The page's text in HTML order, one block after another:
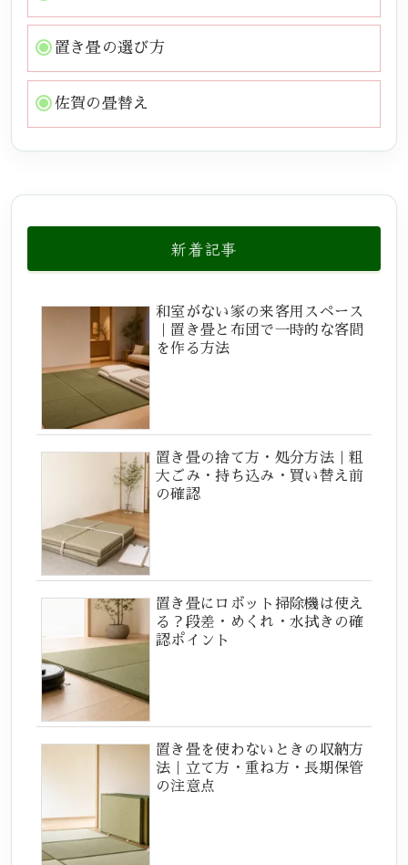
置き畳の選び方
佐賀の畳替え
新着記事
和室がない家の来客用スペース
｜置き畳と布団で一時的な客間
を作る方法
置き畳の捨て方・処分方法｜粗
大ごみ・持ち込み・買い替え前
の確認
置き畳にロボット掃除機は使え
る？段差・めくれ・水拭きの確
認ポイント
置き畳を使わないときの収納方
法｜立て方・重ね方・長期保管
の注意点